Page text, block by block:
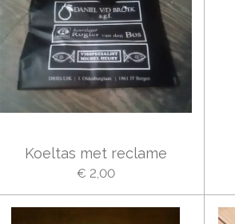
Koeltas met reclame
€ 2,00